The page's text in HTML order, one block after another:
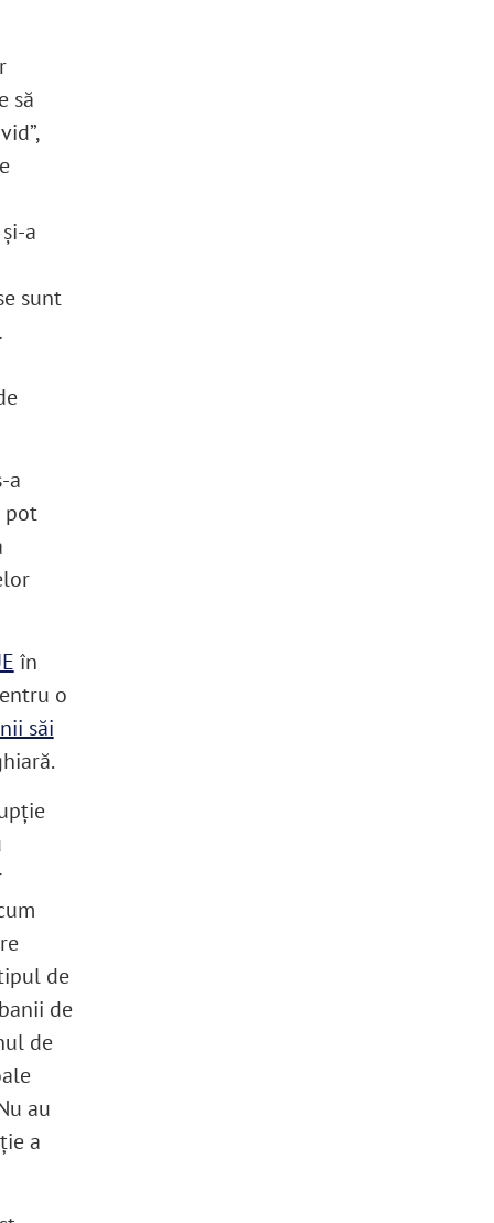
să
a
sunt
a
pot
în
o
săi
de
de
de
au
a